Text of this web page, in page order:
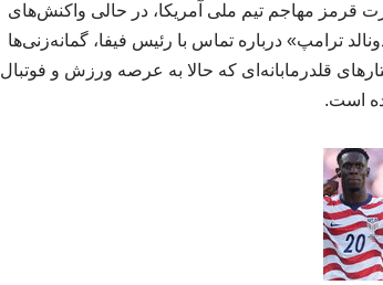
قرمز مهاجم تیم ملی آمریکا، در حالی واکنش‌های
ترامپ» درباره تماس با رئیس فیفا، گمانه‌زنی‌ها
قلدرمابانه‌ای که حالا به عرصه ورزش و فوتبال
است.